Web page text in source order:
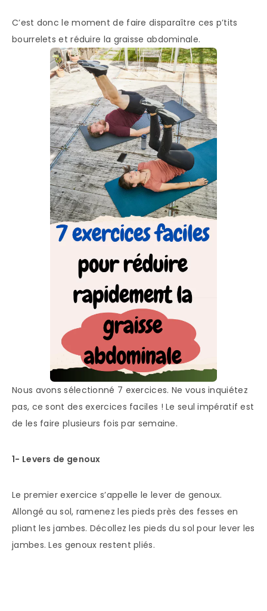
C’est donc le moment de faire disparaître ces p’tits
bourrelets et réduire la graisse abdominale.
Nous avons sélectionné 7 exercices. Ne vous inquiétez
pas, ce sont des exercices faciles ! Le seul impératif est
de les faire plusieurs fois par semaine.
1- Levers de genoux
Le premier exercice s’appelle le lever de genoux.
Allongé au sol, ramenez les pieds près des fesses en
pliant les jambes. Décollez les pieds du sol pour lever les
jambes. Les genoux restent pliés.